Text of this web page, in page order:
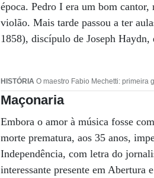
época. Pedro I era um bom
violão. Mais tarde passou a ter
1858), discípulo de Joseph
HISTÓRIA O maestro Fabio Mechetti: primeira
Maçonaria
Embora o amor à música fosse
morte prematura, aos 35 anos,
Independência, com letra do
interessante presente em